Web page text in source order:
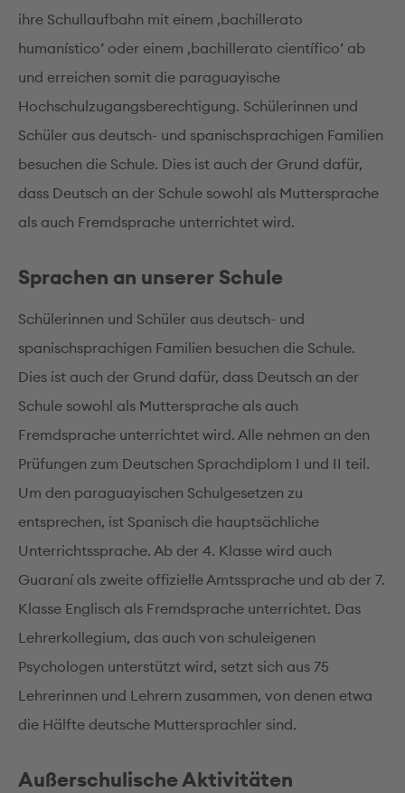
ihre Schullaufbahn mit einem ‚bachillerato
humanístico’ oder einem ‚bachillerato científico’ ab
und erreichen somit die paraguayische
Hochschulzugangsberechtigung. Schülerinnen und
Schüler aus deutsch- und spanischsprachigen Familien
besuchen die Schule. Dies ist auch der Grund dafür,
dass Deutsch an der Schule sowohl als Muttersprache
als auch Fremdsprache unterrichtet wird.
Sprachen an unserer Schule
Schülerinnen und Schüler aus deutsch- und
spanischsprachigen Familien besuchen die Schule.
Dies ist auch der Grund dafür, dass Deutsch an der
Schule sowohl als Muttersprache als auch
Fremdsprache unterrichtet wird. Alle nehmen an den
Prüfungen zum Deutschen Sprachdiplom I und II teil.
Um den paraguayischen Schulgesetzen zu
entsprechen, ist Spanisch die hauptsächliche
Unterrichtssprache. Ab der 4. Klasse wird auch
Guaraní als zweite offizielle Amtssprache und ab der 7.
Klasse Englisch als Fremdsprache unterrichtet. Das
Lehrerkollegium, das auch von schuleigenen
Psychologen unterstützt wird, setzt sich aus 75
Lehrerinnen und Lehrern zusammen, von denen etwa
die Hälfte deutsche Muttersprachler sind.
Außerschulische Aktivitäten